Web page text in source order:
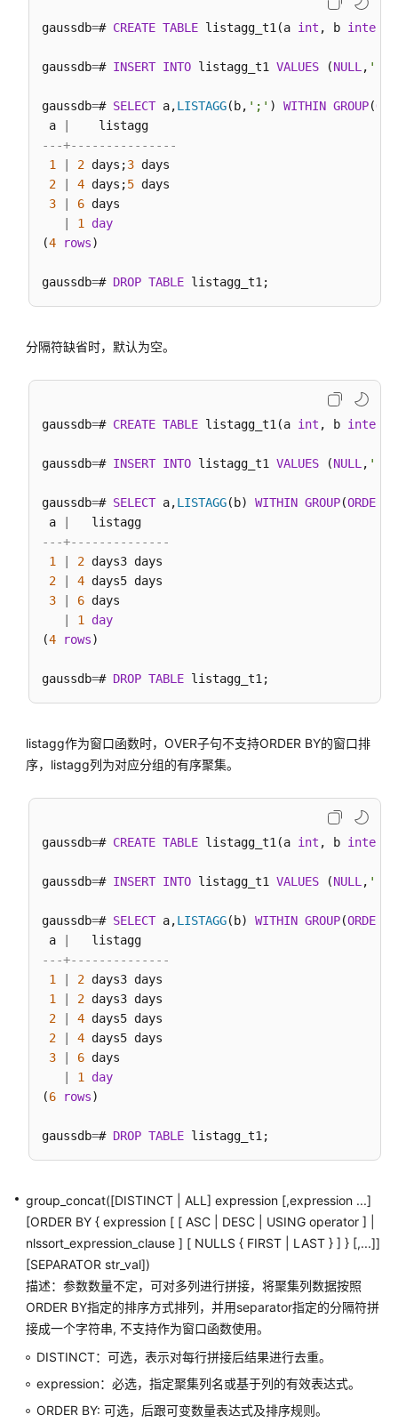
围
数
和
操
作
符
聚
数
口
安
函
密
态
函
数
和
操
返
集
合
函
件
达
式
函
数
系
统
信
息
系
管
理
函
数
统
信
息
函
gaussdb=# CREATE TABLE listagg_t1(a int , b
gaussdb=# INSERT INTO listagg_t1 VALUES (NULL , '1
gaussdb=# SELECT a,LISTAGG(b, ';' ) WITHIN GROUP(
a
---+---------------
1
2 days;3 days
2
4 days;5 days
3
6 days
1
day
(4 rows)
gaussdb=# DROP TABLE
分隔符缺省时，默认为空。
gaussdb=# CREATE TABLE listagg_t1(a int , b
gaussdb=# INSERT INTO listagg_t1 VALUES (NULL , '1
gaussdb=# SELECT a,LISTAGG(b) WITHIN GROUP(ORDER
a
---+--------------
1
2 days3 days
2
4 days5 days
3
6 days
1
day
(4 rows)
gaussdb=# DROP TABLE
listagg作为窗口函数时，OVER子句不支持ORDER BY的窗口排
序，listagg列为对应分组的有序聚集。
gaussdb=# CREATE TABLE listagg_t1(a int , b
gaussdb=# INSERT INTO listagg_t1 VALUES (NULL , '1
gaussdb=# SELECT a,LISTAGG(b) WITHIN GROUP(ORDER
a
---+--------------
1
2 days3 days
1
2 days3 days
2
4 days5 days
2
4 days5 days
3
6 days
1
day
(6 rows)
gaussdb=# DROP TABLE
group_concat([DISTINCT | ALL] expression [,expression ...]
[ORDER BY { expression [ [ ASC | DESC | USING operator ] |
nlssort_expression_clause ] [ NULLS { FIRST | LAST } ] } [,...]]
[SEPARATOR str_val])
描述：参数数量不定，可对多列进行拼接，将聚集列数据按照
ORDER BY指定的排序方式排列，并用separator指定的分隔符拼
接成一个字符串, 不支持作为窗口函数使用。
DISTINCT：可选，表示对每行拼接后结果进行去重。
expression：必选，指定聚集列名或基于列的有效表达式。
ORDER BY: 可选，后跟可变数量表达式及排序规则。